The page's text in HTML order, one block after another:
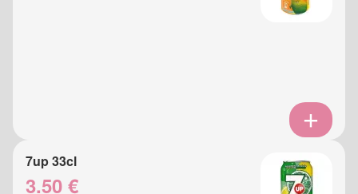
7up 33cl
3.50 €